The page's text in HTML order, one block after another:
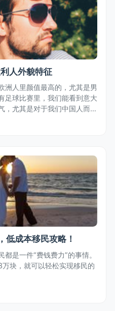
人外貌特征
洲人里颜值最高的，尤其是男
足球比赛里，我们能看到意大
，尤其是对于我们中国人而
种人的白皙皮肤，偏深色的
低成本移民攻略！
是一件“费钱费力”的事情。
块，就可以轻松实现移民的